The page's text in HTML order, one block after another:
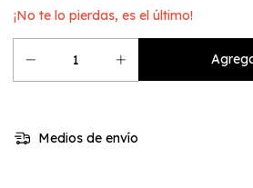
¡No te lo pierdas, es el último!
Medios de envío